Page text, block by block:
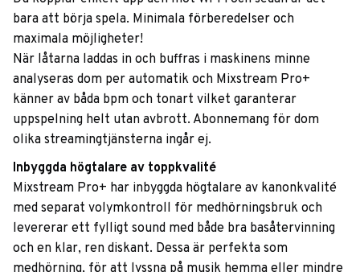
bara att börja spela. Minimala förberedelser och
maximala möjligheter!
När låtarna laddas in och buffras i maskinens minne
analyseras dom per automatik och Mixstream Pro+
känner av båda bpm och tonart vilket garanterar
uppspelning helt utan avbrott. Abonnemang för dom
olika streamingtjänsterna ingår ej.
Inbyggda högtalare av toppkvalité
Mixstream Pro+ har inbyggda högtalare av kanonkvalité
med separat volymkontroll för medhörningsbruk och
levererar ett fylligt sound med både bra basåtervinning
och en klar, ren diskant. Dessa är perfekta som
medhörning, för att lyssna på musik hemma eller mindre